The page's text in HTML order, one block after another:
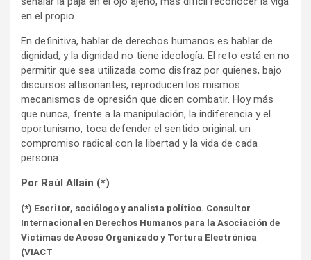
en el propio.
En definitiva, hablar de derechos humanos es hablar de
dignidad, y la dignidad no tiene ideología. El reto está en no
permitir que sea utilizada como disfraz por quienes, bajo
discursos altisonantes, reproducen los mismos
mecanismos de opresión que dicen combatir. Hoy más
que nunca, frente a la manipulación, la indiferencia y el
oportunismo, toca defender el sentido original: un
compromiso radical con la libertad y la vida de cada
persona.
Por Raúl Allain (*)
(*) Escritor, sociólogo y analista político. Consultor
Internacional en Derechos Humanos para la Asociación de
Víctimas de Acoso Organizado y Tortura Electrónica
(VIACT